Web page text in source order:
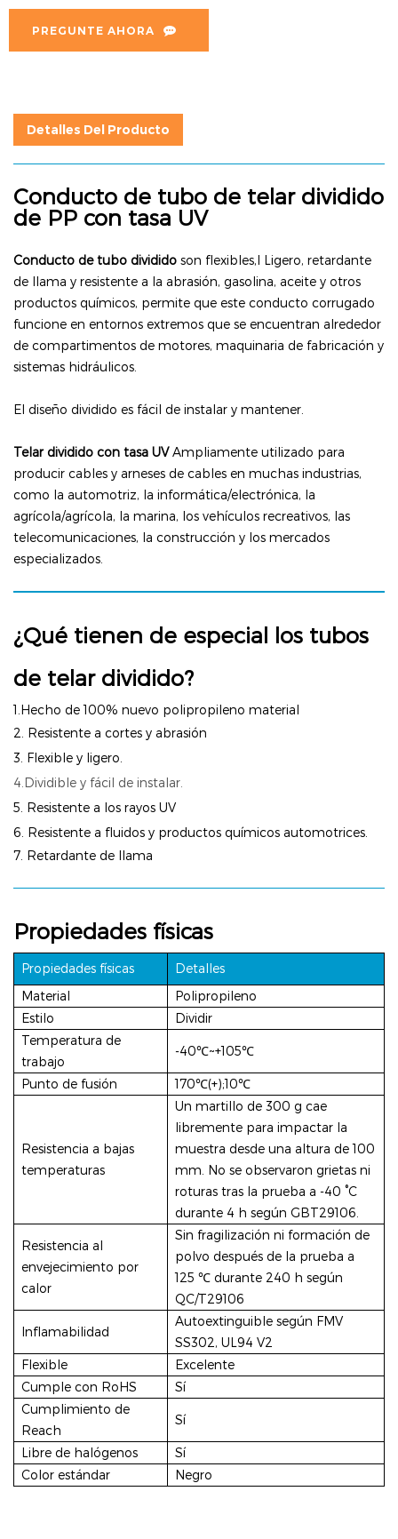
PREGUNTE AHORA
Detalles Del Producto
Conducto de tubo de telar dividido
de PP con tasa UV
Conducto de tubo dividido son flexibles,l Ligero, retardante
de llama y resistente a la abrasión, gasolina, aceite y otros
productos químicos, permite que este conducto corrugado
funcione en entornos extremos que se encuentran alrededor
de compartimentos de motores, maquinaria de fabricación y
sistemas hidráulicos.
El diseño dividido es fácil de instalar y mantener.
Telar dividido con tasa UVAmpliamente utilizado para
producir cables y arneses de cables en muchas industrias,
como la automotriz, la informática/electrónica, la
agrícola/agrícola, la marina, los vehículos recreativos, las
telecomunicaciones, la construcción y los mercados
especializados.
¿Qué tienen de especial los tubos
de telar dividido?
1.Hecho de100% nuevo polipropileno material
2. Resistente a cortes y abrasión
3. Flexible y ligero.
4.Dividible y fácil de instalar.
5. Resistente a los rayos UV
6. Resistente a fluidos y productos químicos automotrices.
7. Retardante de llama
Propiedades físicas
Propiedades físicas
Detalles
Material
Polipropileno
Estilo
Dividir
Temperatura de
trabajo
-40℃~+105℃
Punto de fusión 170℃(+);10℃
Resistencia a bajas
temperaturas
Un martillo de 300 g cae
libremente para impactar la
muestra desde una altura de 100
mm. No se observaron grietas ni
roturas tras la prueba a -40 °C
durante 4 h según GBT29106.
Resistencia al
envejecimiento por
calor
Sin fragilización ni formación de
polvo después de la prueba a
125 ℃ durante 240 h según
QC/T29106
Inflamabilidad
Autoextinguible según FMV
SS302, UL94 V2
Flexible
Excelente
Cumple con RoHS
Sí
Cumplimiento de
Reach
Sí
Libre de halógenos
Sí
Color estándar
Negro